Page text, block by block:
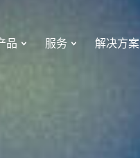
品 服务 解决方案